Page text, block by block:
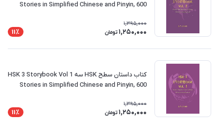
Stories in Simplified Chinese and Pinyin, 600
1,395,000
1,250,000 تومان 11٪
کتاب داستان سطح HSK سه HSK 3 Storybook Vol 1
Stories in Simplified Chinese and Pinyin, 600
1,395,000
1,250,000 تومان 11٪